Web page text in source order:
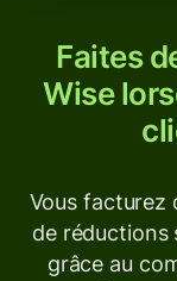
Faites
Wise
Vous facturez
de réductions
grâce au